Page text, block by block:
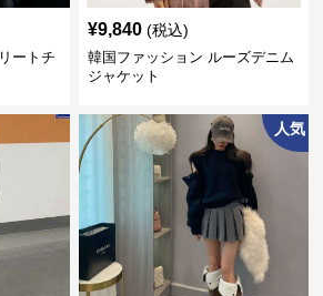
ートチ
¥9,840 (税込)
韓国ファッション ルーズデニム
ジャケット
人気